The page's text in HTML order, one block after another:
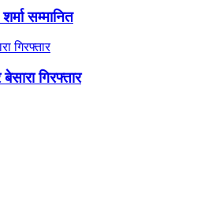
सम्मानित
गिरफ्तार